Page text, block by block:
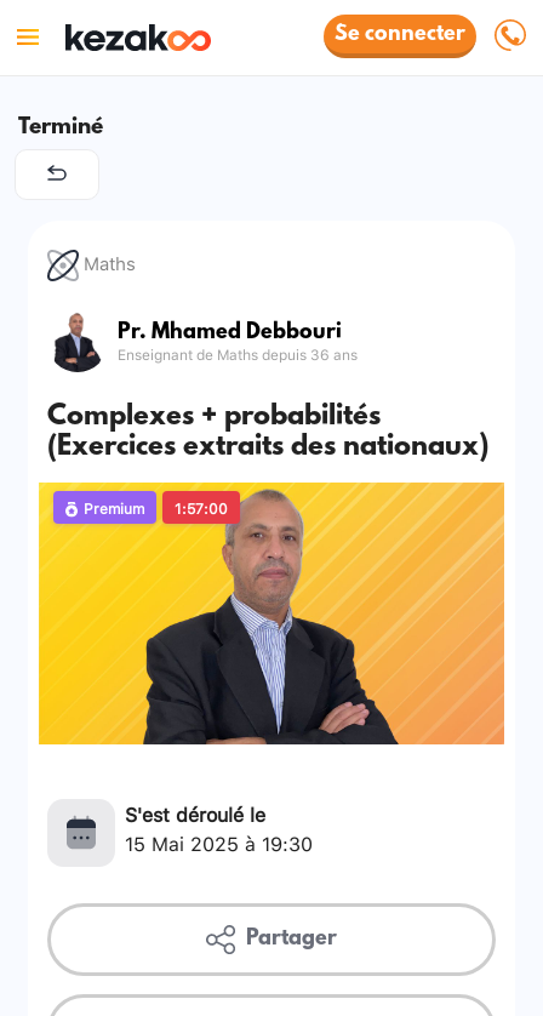
Se connecter
Terminé
Maths
Pr. Mhamed Debbouri
Enseignant de Maths depuis 36 ans
Complexes + probabilités
(Exercices extraits des nationaux)
Premium 1:57:00
S'est déroulé le
15 Mai 2025 à 19:30
Partager